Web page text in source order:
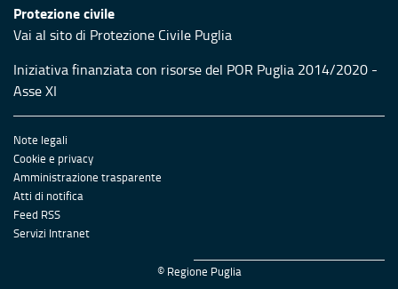
Protezione civile
Vai al sito di Protezione Civile Puglia
Iniziativa finanziata con risorse del POR Puglia 2014/2020 -
Asse XI
Note legali
Cookie e privacy
Amministrazione trasparente
Atti di notifica
Feed RSS
Servizi Intranet
© Regione Puglia